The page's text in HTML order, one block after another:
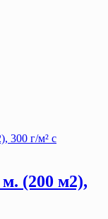
(200 м2),